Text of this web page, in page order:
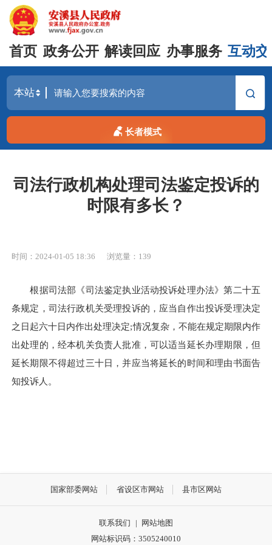
首页 政务公开 解读回应 办事服务 互动
长者模式
司法行政机构处理司法鉴定投诉的
时限有多长？
时间：2024-01-05 18:36 浏览量： 139
根据司法部《司法鉴定执业活动投诉处理办法》第二十五
条规定，司法行政机关受理投诉的，应当自作出投诉受理决定
之日起六十日内作出处理决定;情况复杂，不能在规定期限内作
出处理的，经本机关负责人批准，可以适当延长办理期限，但
延长期限不得超过三十日，并应当将延长的时间和理由书面告
知投诉人。
国家部委网站 省设区市网站 县市区网站
联系我们 |
网站地图
网站标识码：3505240010